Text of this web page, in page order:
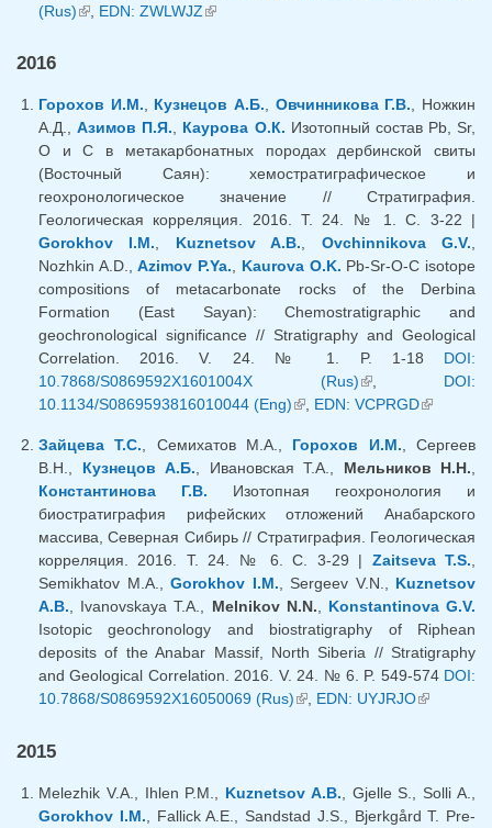
(Rus)(внешняя ссылка)
EDN: ZWLWJZ(внешняя ссылка)
2016
Горохов И.М., Кузнецов А.Б., Овчинникова Г.В., Ножкин
А.Д.,Азимов П.Я., Каурова О.К. Изотопный состав Pb, Sr,
O и C в метакарбонатных породах дербинской свиты
(Восточный Саян): хемостратиграфическое и
геохронологическое значение // Стратиграфия.
Геологическая корреляция. 2016. Т. 24. № 1. С. 3-22 |
Gorokhov I.M., Kuznetsov A.B., Ovchinnikova G.V.,
Nozhkin A.D.,Azimov P.Ya., Kaurova O.K. Pb-Sr-O-C isotope
compositions of metacarbonate rocks of the Derbina
Formation (East Sayan): Chemostratigraphic and
geochronological significance // Stratigraphy and Geological
Correlation. 2016. V. 24. № 1. P. 1-18 DOI:
10.7868/S0869592X1601004X (Rus)(внешняя
ссылка)
, DOI:
10.1134/S0869593816010044 (Eng)(внешняя ссылка)
, EDN: VCPRGD(внешняя
Зайцева Т.С., Семихатов М.А., Горохов И.М., Сергеев
В.Н., Кузнецов А.Б., Ивановская Т.А., Мельников Н.Н.,
Константинова Г.В. Изотопная геохронология и
биостратиграфия рифейских отложений Анабарского
массива, Северная Сибирь // Стратиграфия. Геологическая
корреляция. 2016. Т. 24. № 6. С. 3-29 | Zaitseva T.S.,
Semikhatov M.A., Gorokhov I.M., Sergeev V.N., Kuznetsov
A.B., Ivanovskaya T.A., Melnikov N.N., Konstantinova G.V.
Isotopic geochronology and biostratigraphy of Riphean
deposits of the Anabar Massif, North Siberia // Stratigraphy
and Geological Correlation. 2016. V. 24. № 6. P. 549-574 DOI:
10.7868/S0869592X16050069 (Rus)(внешняя ссылка)
, EDN: UYJRJO(внешняя
2015
Melezhik V.A., Ihlen P.M., Kuznetsov A.B. , Gjelle S., Solli A.,
Gorokhov I.M. , Fallick A.E., Sandstad J.S., Bjerkgård T. Pre-